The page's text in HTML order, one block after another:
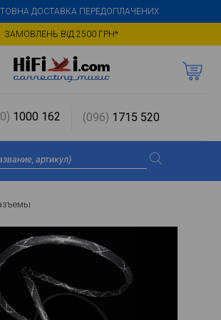
ДОСТАВКА ПЕРЕДОПЛАЧЕНИХ
ЗАМОВЛЕНЬ ВІД 2500 ГРН*
1000 162 (096) 1715 520